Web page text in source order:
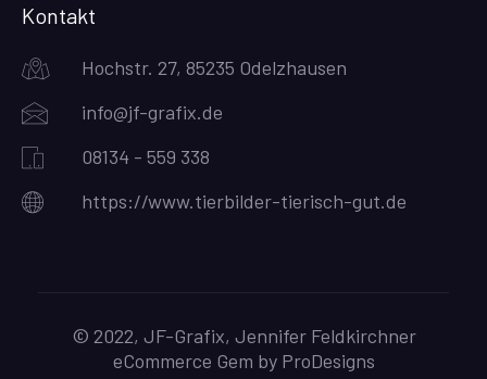
Kontakt
Hochstr. 27, 85235 Odelzhausen
info@jf-grafix.de
08134 - 559 338
https://www.tierbilder-tierisch-gut.de
© 2022, JF-Grafix, Jennifer Feldkirchner
eCommerce Gem by ProDesigns